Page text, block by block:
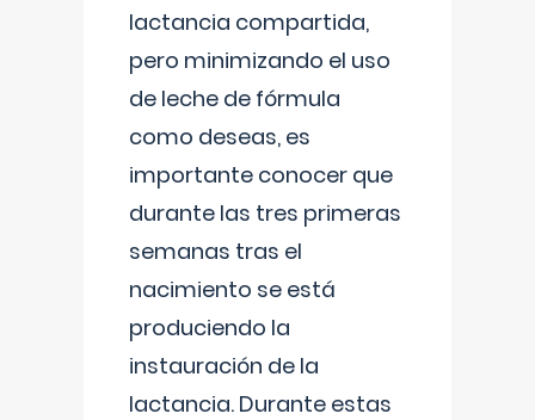
lactancia compartida,
pero minimizando el uso
de leche de fórmula
como deseas, es
importante conocer que
durante las tres primeras
semanas tras el
nacimiento se está
produciendo la
instauración de la
lactancia. Durante estas